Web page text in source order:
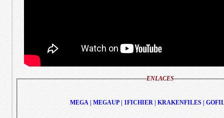
ENLACES
MEGA | MEGAUP | 1FICHIER | KRAKENFILES |